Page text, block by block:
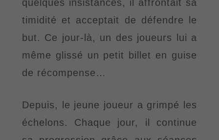
quelques insistances, il affrontait sa
timidité et acceptait de défendre le
but. Ce jour-là, un des joueurs lui a
même glissé un petit billet en guise
de récompense …
Depuis, le jeune joueur a grimpé les
échelons. Chaque jour, il continue